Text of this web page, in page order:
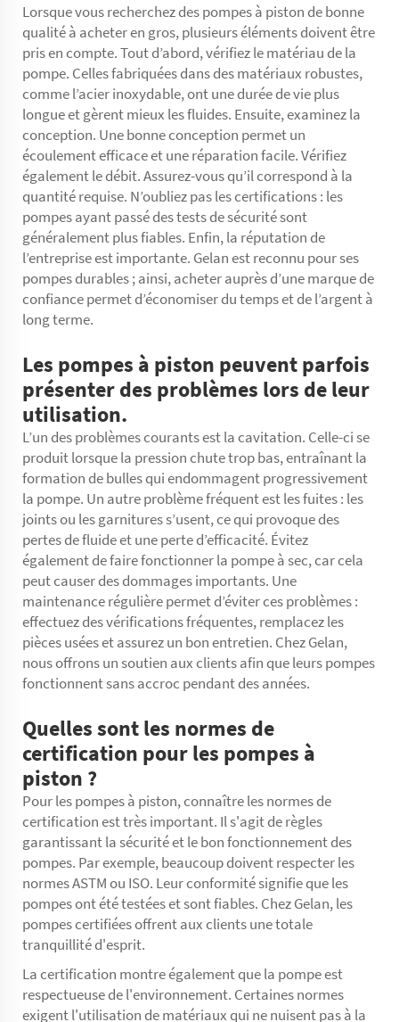
Lorsque vous recherchez des pompes à piston de bonne
qualité à acheter en gros, plusieurs éléments doivent être
pris en compte. Tout d’abord, vérifiez le matériau de la
pompe. Celles fabriquées dans des matériaux robustes,
comme l’acier inoxydable, ont une durée de vie plus
longue et gèrent mieux les fluides. Ensuite, examinez la
conception. Une bonne conception permet un
écoulement efficace et une réparation facile. Vérifiez
également le débit. Assurez-vous qu’il correspond à la
quantité requise. N’oubliez pas les certifications : les
pompes ayant passé des tests de sécurité sont
généralement plus fiables. Enfin, la réputation de
l’entreprise est importante. Gelan est reconnu pour ses
pompes durables ; ainsi, acheter auprès d’une marque de
confiance permet d’économiser du temps et de l’argent à
long terme.
Les pompes à piston peuvent parfois
présenter des problèmes lors de leur
utilisation.
L’un des problèmes courants est la cavitation. Celle-ci se
produit lorsque la pression chute trop bas, entraînant la
formation de bulles qui endommagent progressivement
la pompe. Un autre problème fréquent est les fuites : les
joints ou les garnitures s’usent, ce qui provoque des
pertes de fluide et une perte d’efficacité. Évitez
également de faire fonctionner la pompe à sec, car cela
peut causer des dommages importants. Une
maintenance régulière permet d’éviter ces problèmes :
effectuez des vérifications fréquentes, remplacez les
pièces usées et assurez un bon entretien. Chez Gelan,
nous offrons un soutien aux clients afin que leurs pompes
fonctionnent sans accroc pendant des années.
Quelles sont les normes de
certification pour les pompes à
piston ?
Pour les pompes à piston, connaître les normes de
certification est très important. Il s'agit de règles
garantissant la sécurité et le bon fonctionnement des
pompes. Par exemple, beaucoup doivent respecter les
normes ASTM ou ISO. Leur conformité signifie que les
pompes ont été testées et sont fiables. Chez Gelan, les
pompes certifiées offrent aux clients une totale
tranquillité d'esprit.
La certification montre également que la pompe est
respectueuse de l'environnement. Certaines normes
exigent l'utilisation de matériaux qui ne nuisent pas à la